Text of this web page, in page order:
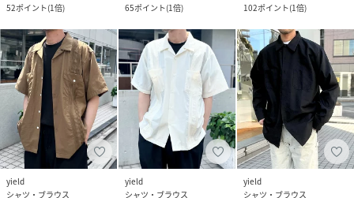
52ポイント(1倍)
65ポイント(1倍)
102ポイント(1倍)
yield
シャツ・ブラウス
yield
シャツ・ブラウス
yield
シャツ・ブラウス